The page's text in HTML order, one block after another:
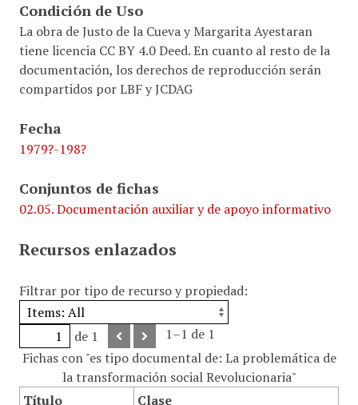
Condición de Uso
La obra de Justo de la Cueva y Margarita Ayestaran
tiene licencia CC BY 4.0 Deed. En cuanto al resto de la
documentación, los derechos de reproducción serán
compartidos por LBF y JCDAG
Fecha
1979?-198?
Conjuntos de fichas
02.05. Documentación auxiliar y de apoyo informativo
Recursos enlazados
Filtrar por tipo de recurso y propiedad:
de 1
1–1 de 1
Fichas con "es tipo documental de: La problemática de
la transformación social Revolucionaria"
Título
Clase